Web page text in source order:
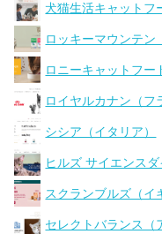
犬猫生活キャットフ
ロッキーマウンテン
ロニーキャットフー
ロイヤルカナン（フ
シシア（イタリア）
ヒルズ サイエンスダ
スクランブルズ（イ
セレクトバランス（